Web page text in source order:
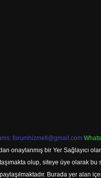
forumhizmeti@gmail.com
onaylanmış bir Yer Sağlayıcı
olup, siteye üye olarak
Burada yer